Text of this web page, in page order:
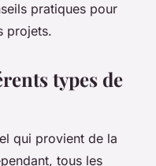
pratiques pour
projets.
types de
qui provient de la
tous les